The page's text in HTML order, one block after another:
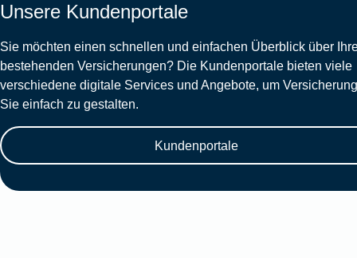
Unsere Kundenportale
Sie möchten einen schnellen und einfachen Überblick über
bestehenden Versicherungen? Die Kundenportale bieten viele
verschiedene digitale Services und Angebote, um
Sie einfach zu gestalten.
Kundenportale